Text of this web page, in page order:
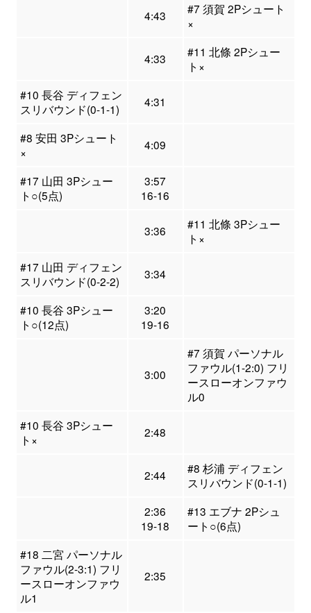
4:43
#7 須賀 2Pシュート
×
4:33
#11 北條 2Pシュー
ト×
#10 長谷 ディフェン
スリバウンド(0-1-1)
4:31
#8 安田 3Pシュート
×
4:09
#17 山田 3Pシュー
ト○(5点)
3:57
16-16
3:36
#11 北條 3Pシュー
ト×
#17 山田 ディフェン
スリバウンド(0-2-2)
3:34
#10 長谷 3Pシュー
ト○(12点)
3:20
19-16
3:00
#7 須賀 パーソナル
ファウル(1-2:0) フリ
ースローオンファウ
ル0
#10 長谷 3Pシュー
ト×
2:48
2:44
#8 杉浦 ディフェン
スリバウンド(0-1-1)
2:36
19-18
#13 エブナ 2Pシュ
ート○(6点)
#18 二宮 パーソナル
ファウル(2-3:1) フリ
ースローオンファウ
ル1
2:35